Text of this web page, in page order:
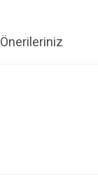
Önerileriniz